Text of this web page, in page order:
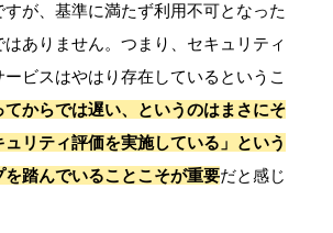
が、基準に満たず利用不可となった
ありません。つまり、セキュリティ
ビスはやはり存在しているというこ
てからでは遅い、というのはまさにそ
リティ評価を実施している」という
踏んでいることこそが重要だと感じ